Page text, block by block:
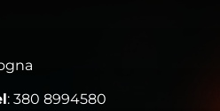
: 380 8994580